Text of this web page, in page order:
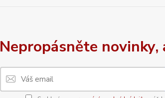
Nepropásněte novinky,